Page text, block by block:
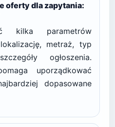
oferty dla zapytania:
kilka parametrów
metraż, typ
ogłoszenia.
uporządkować
dopasowane